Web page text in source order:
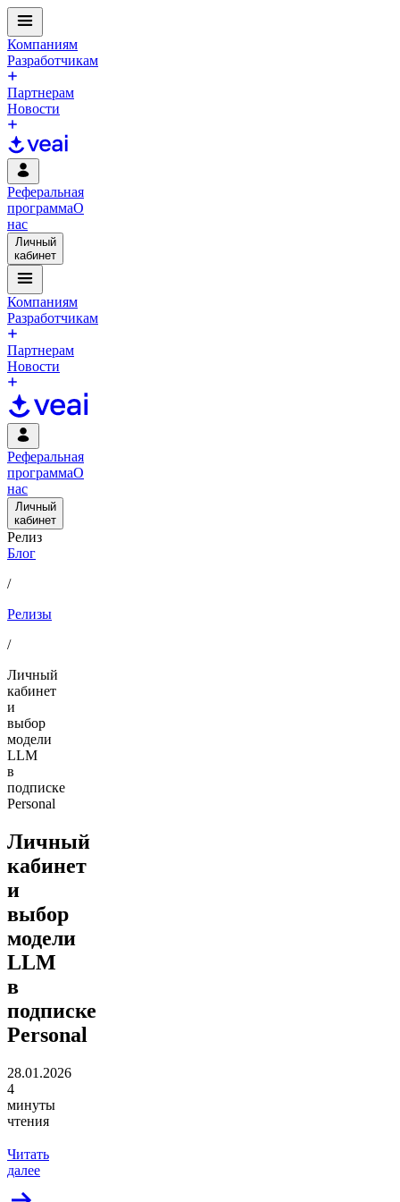
Компаниям
Разработчикам
Партнерам
Новости
Реферальная
программаО
нас
Личный
кабинет
Компаниям
Разработчикам
Партнерам
Новости
Реферальная
программаО
нас
Личный
кабинет
Релиз
Блог
/
Релизы
/
Личный
кабинет
и
выбор
модели
LLM
в
подписке
Personal
Личный
кабинет
и
выбор
модели
LLM
в
подписке
Personal
28.01.2026
4
минуты
чтения
Читать
далее